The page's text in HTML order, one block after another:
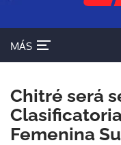
MÁS
Chitré será
Femenina